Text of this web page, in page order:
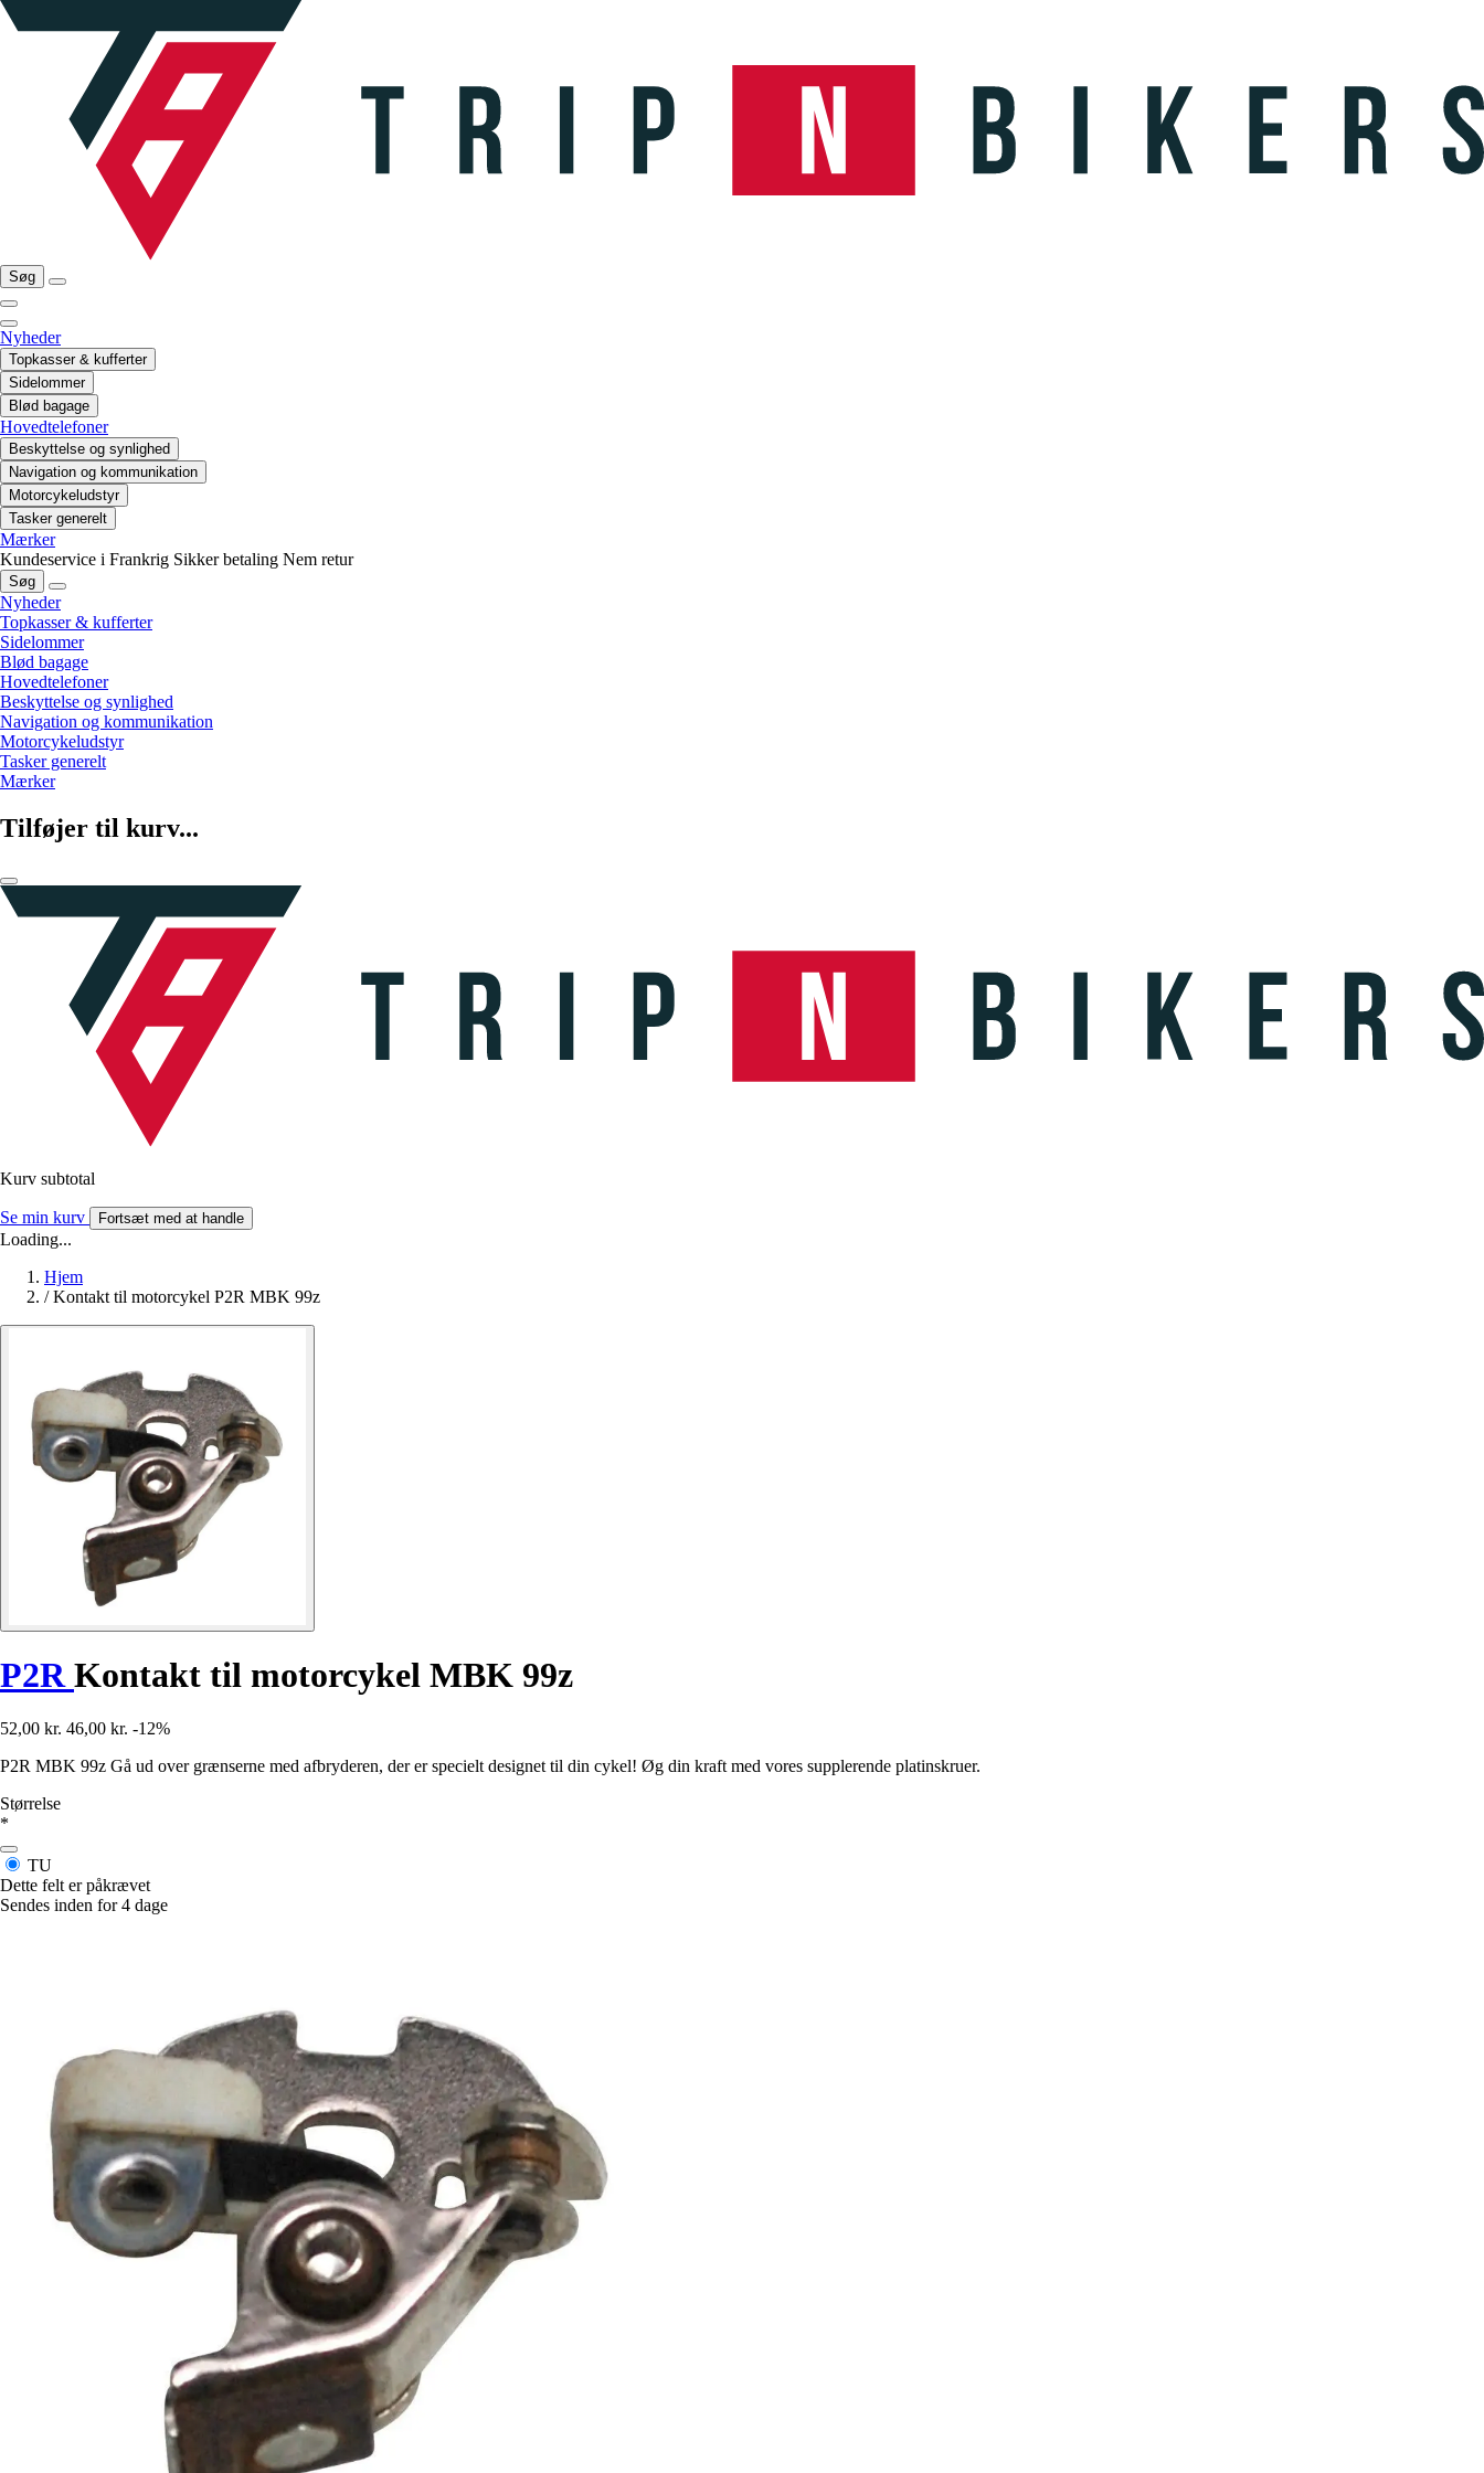
Søg
Nyheder
Topkasser & kufferter
Sidelommer
Blød bagage
Hovedtelefoner
Beskyttelse og synlighed
Navigation og kommunikation
Motorcykeludstyr
Tasker generelt
Mærker
Kundeservice i Frankrig Sikker betaling Nem retur
Søg
Nyheder
Topkasser & kufferter
Sidelommer
Blød bagage
Hovedtelefoner
Beskyttelse og synlighed
Navigation og kommunikation
Motorcykeludstyr
Tasker generelt
Mærker
Tilføjer til kurv...
Kurv subtotal
Se min kurv Fortsæt med at handle
Loading...
Hjem
/ Kontakt til motorcykel P2R MBK 99z
P2R Kontakt til motorcykel MBK 99z
52,00 kr. 46,00 kr. -12%
P2R MBK 99z Gå ud over grænserne med afbryderen, der er specielt designet til din cykel! Øg din kraft med vores supplerende platinskruer.
Størrelse
*
TU
Dette felt er påkrævet
Sendes inden for 4 dage